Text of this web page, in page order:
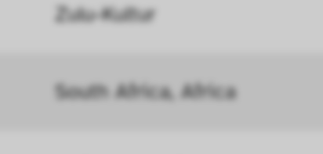
der wir deine Anfrage bearbeiten
zu verstehen, wie Besucher*innen mit
Zulu-Kultur
South Africa, Africa